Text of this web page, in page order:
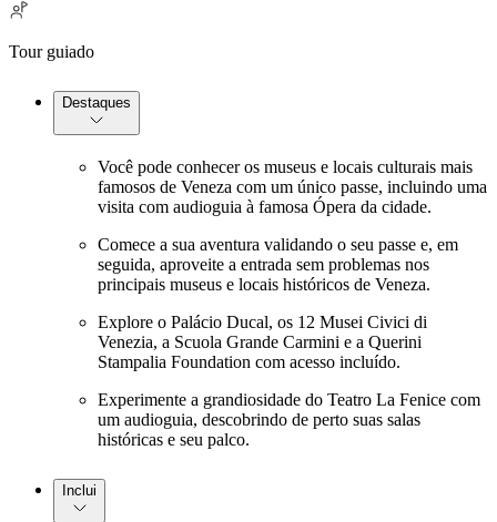
Tour guiado
Destaques
Você pode conhecer os museus e locais culturais mais
famosos de Veneza com um único passe, incluindo uma
visita com audioguia à famosa Ópera da cidade.
Comece a sua aventura validando o seu passe e, em
seguida, aproveite a entrada sem problemas nos
principais museus e locais históricos de Veneza.
Explore o Palácio Ducal, os 12 Musei Civici di
Venezia, a Scuola Grande Carmini e a Querini
Stampalia Foundation com acesso incluído.
Experimente a grandiosidade do Teatro La Fenice com
um audioguia, descobrindo de perto suas salas
históricas e seu palco.
Inclui